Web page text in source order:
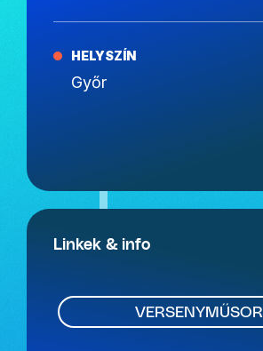
HELYSZÍN
Győr
Linkek & info
VERSENYMŰSOR